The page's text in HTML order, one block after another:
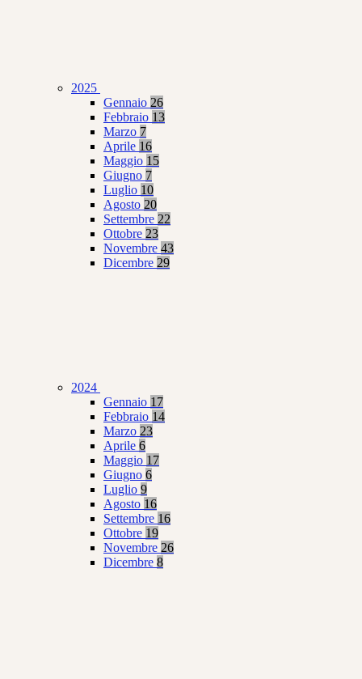
2025
Gennaio 26
Febbraio 13
Marzo 7
Aprile 16
Maggio 15
Giugno 7
Luglio 10
Agosto 20
Settembre 22
Ottobre 23
Novembre 43
Dicembre 29
2024
Gennaio 17
Febbraio 14
Marzo 23
Aprile 6
Maggio 17
Giugno 6
Luglio 9
Agosto 16
Settembre 16
Ottobre 19
Novembre 26
Dicembre 8